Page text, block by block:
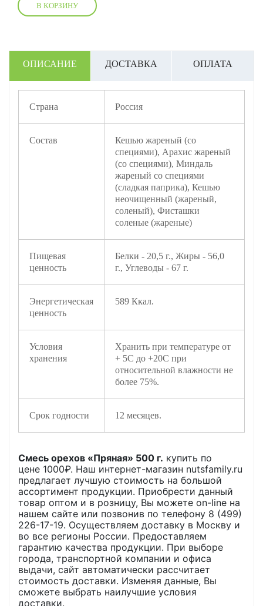
В КОРЗИНУ
ОПИСАНИЕ ДОСТАВКА ОПЛАТА
Страна Россия
Состав
Кешью жареный (со
специями), Арахис жареный
(со специями), Миндаль
жареный со специями
(сладкая паприка), Кешью
неочищенный (жареный,
соленый), Фисташки
соленые (жареные)
Пищевая
ценность
Белки - 20,5 г., Жиры - 56,0
г., Углеводы - 67 г.
Энергетическая
ценность
589 Ккал.
Условия
хранения
Хранить при температуре от
+ 5С до +20С при
относительной влажности не
более 75%.
Срок годности 12 месяцев.
Смесь орехов «Пряная» 500 г. купить по
цене 1000₽. Наш интернет-магазин nutsfamily.ru
предлагает лучшую стоимость на большой
ассортимент продукции. Приобрести данный
товар оптом и в розницу, Вы можете on-line на
нашем сайте или позвонив по телефону 8 (499)
226-17-19. Осуществляем доставку в Москву и
во все регионы России. Предоставляем
гарантию качества продукции. При выборе
города, транспортной компании и офиса
выдачи, сайт автоматически рассчитает
стоимость доставки. Изменяя данные, Вы
сможете выбрать наилучшие условия
доставки.